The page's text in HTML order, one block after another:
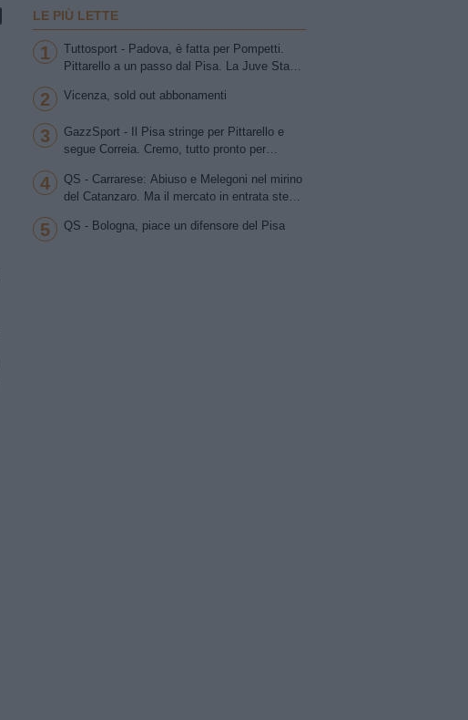
LE PIÙ LETTE
1
Tuttosport - Padova, è fatta per Pompetti.
Pittarello a un passo dal Pisa. La Juve Stabia
per la trequarti uno tra Chipperfield e Girma.
idea Antonini
2 Vicenza, sold out abbonamenti
3
GazzSport - Il Pisa stringe per Pittarello e
segue Correia. Cremo, tutto pronto per
portiere Vindahl
4
QS - Carrarese: Abiuso e Melegoni nel mirino
del Catanzaro. Ma il mercato in entrata stenta
5 QS - Bologna, piace un difensore del Pisa